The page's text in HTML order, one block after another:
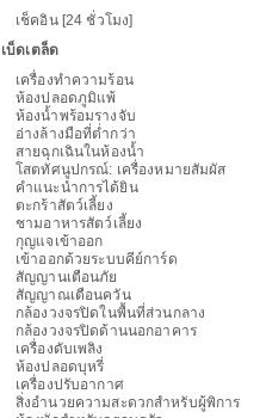
เช็คอิน [24 ชั่วโมง]
เบ็ดเตล็ด
เครื่องทำความร้อน
ห้องปลอดภูมิแพ้
ห้องน้ำพร้อมรางจับ
อ่างล้างมือที่ต่ำกว่า
สายฉุกเฉินในห้องน้ำ
โสตทัศนูปกรณ์: เครื่องหมายสัมผัส
คำแนะนำการได้ยิน
ตะกร้าสัตว์เลี้ยง
ชามอาหารสัตว์เลี้ยง
กุญแจเข้าออก
เข้าออกด้วยระบบคีย์การ์ด
สัญญานเตือนภัย
สัญญาณเตือนควัน
กล้องวงจรปิดในพื้นที่ส่วนกลาง
กล้องวงจรปิดด้านนอกอาคาร
เครื่องดับเพลิง
ห้องปลอดบุหรี่
เครื่องปรับอากาศ
สิ่งอำนวยความสะดวกสำหรับผู้พิการ